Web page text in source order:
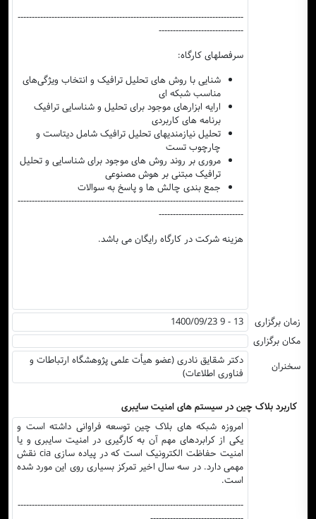
--------------------------------------------------------------------------------
------------------------------
سرفصلهای کارگاه:
شنایی با روش های تحلیل ترافیک و انتخاب ویژگی‌های
مناسب شبکه ای
ارایه ابزارهای موجود برای تحلیل و شناسایی ترافیک
برنامه های کاربردی
تحلیل نیازمندیهای تحلیل ترافیک شامل دیتاست و
چارچوب تست
مروری بر روند روش های موجود برای شناسایی و تحلیل
ترافیک مبتنی بر هوش مصنوعی
جمع بندی چالش ها و پاسخ به سوالات
--------------------------------------------------------------------------------
------------------------------
هزینه شرکت در کارگاه رایگان می باشد.
زمان برگزاری
1400/09/23 9 - 13
مکان برگزاری
سخنران
دکتر شقایق نادری (عضو هیأت علمی پژوهشگاه ارتباطات و
فناوری اطلاعات)
کاربرد بلاک چین در سیستم های امنیت سایبری
امروزه شبکه های بلاک چین توسعه فراوانی داشته است و
یکی از کرابردهای مهم آن به کارگیری در امنیت سایبری و یا
امنیت حفاظت الکترونیک است که در پیاده سازی cia نقش
مهمی دارد. در سه سال اخیر تمرکز بسیاری روی این مورد شده
است.
--------------------------------------------------------------------------------